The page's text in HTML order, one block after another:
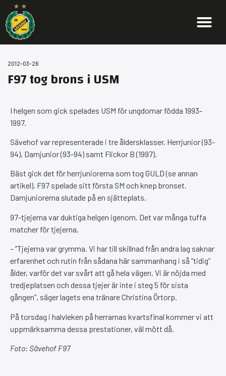
2012-03-26
F97 tog brons i USM
I helgen som gick spelades USM för ungdomar födda 1993-
1997.
Sävehof var representerade i tre åldersklasser, Herrjunior (93-
94), Damjunior (93-94) samt Flickor B (1997).
Bäst gick det för herrjuniorerna som tog GULD (se annan
artikel). F97 spelade sitt första SM och knep bronset.
Damjuniorerna slutade på en sjätteplats.
97-tjejerna var duktiga helgen igenom. Det var många tuffa
matcher för tjejerna.
– ”Tjejerna var grymma. Vi har till skillnad från andra lag saknar
erfarenhet och rutin från sådana här sammanhang i så ”tidig”
ålder, varför det var svårt att gå hela vägen. Vi är nöjda med
tredjeplatsen och dessa tjejer är inte i steg 5 för sista
gången”, säger lagets ena tränare Christina Örtorp.
På torsdag i halvleken på herrarnas kvartsfinal kommer vi att
uppmärksamma dessa prestationer, väl mött då.
Foto: Sävehof F97